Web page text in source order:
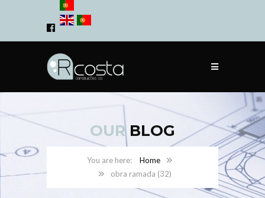
OURBLOG
Home
obra ramada (32)